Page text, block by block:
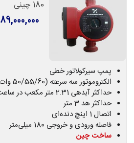
180 چینی
89,000,000 ریال
پمپ سیرکولاتور خطی
الکتروموتور سه سرعته (50/55/60 وات)
حداکثر آبدهی 2.31 متر مکعب در ساعت
حداکثر هد 3 متر
اتصال 1 اینچ دنده‌ای
فاصله ورودی و خروجی 180 میلی‌متر
ساخت چین